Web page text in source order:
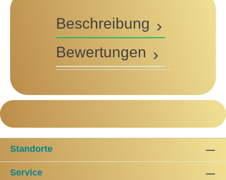
Beschreibung
Bewertungen
Standorte
Service